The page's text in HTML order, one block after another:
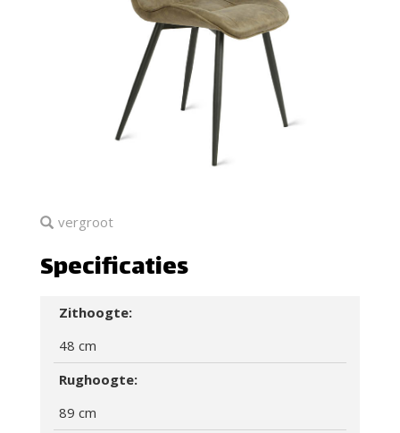
vergroot
Specificaties
Zithoogte:
48 cm
Rughoogte:
89 cm